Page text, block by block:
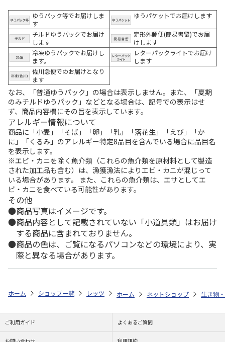
ゆうパック等でお届けしま
す
ゆうパケットでお届けします
チルドゆうパックでお届け
します
定形外郵便(簡易書留)でお届
けします
冷凍ゆうパックでお届けし
ます。
レターパックライトでお届け
します
佐川急便でのお届けとなり
ます
なお、「普通ゆうパック」の場合は表示しません。また、「夏期
のみチルドゆうパック」などとなる場合は、記号での表示はせ
ず、商品内容欄にその旨を表示しています。
アレルギー情報について
商品に「小麦」「そば」「卵」「乳」「落花生」「えび」「か
に」「くるみ」のアレルギー特定8品目を含んでいる場合に品目名
を表示します。
※エビ・カニを除く魚介類（これらの魚介類を原材料として製造
された加工品も含む）は、漁獲漁法によりエビ・カニが混じって
いる場合があります。 また、これらの魚介類は、エサとしてエ
ビ・カニを食べている可能性があります。
その他
商品写真はイメージです。
商品内容として記載されていない「小道具類」はお届け
する商品に含まれておりません。
商品の色は、ご覧になるパソコンなどの環境により、実
際と異なる場合があります。
ホーム ショップ一覧 レッツ ドジャース 大谷翔平 2026 MLB オール
ホーム ネットショップ 生き物
ご利用ガイド よくあるご質問